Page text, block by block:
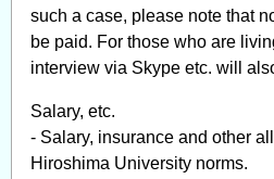
such a case, please note that
be paid. For those who are
interview via Skype etc. will
Salary, etc.
- Salary, insurance and other
Hiroshima University norms.